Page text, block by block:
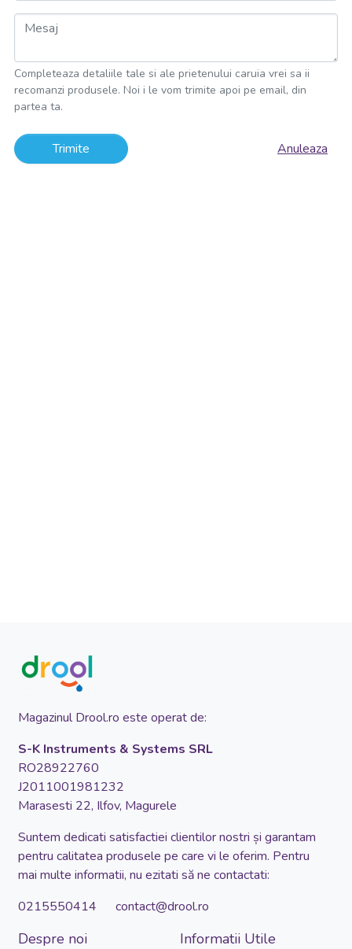
Mesaj
Completeaza detaliile tale si ale prietenului caruia vrei sa ii
recomanzi produsele. Noi i le vom trimite apoi pe email, din
partea ta.
Trimite Anuleaza
Magazinul Drool.ro este operat de:
S-K Instruments & Systems SRL
RO28922760
J2011001981232
Marasesti 22, Ilfov, Magurele
Suntem dedicati satisfactiei clientilor nostri și garantam
pentru calitatea produsele pe care vi le oferim. Pentru
mai multe informatii, nu ezitati să ne contactati:
0215550414 contact@drool.ro
Despre noi Informatii Utile